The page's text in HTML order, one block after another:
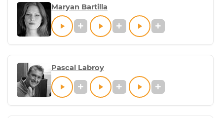
Maryan Bartilla
Pascal Labroy